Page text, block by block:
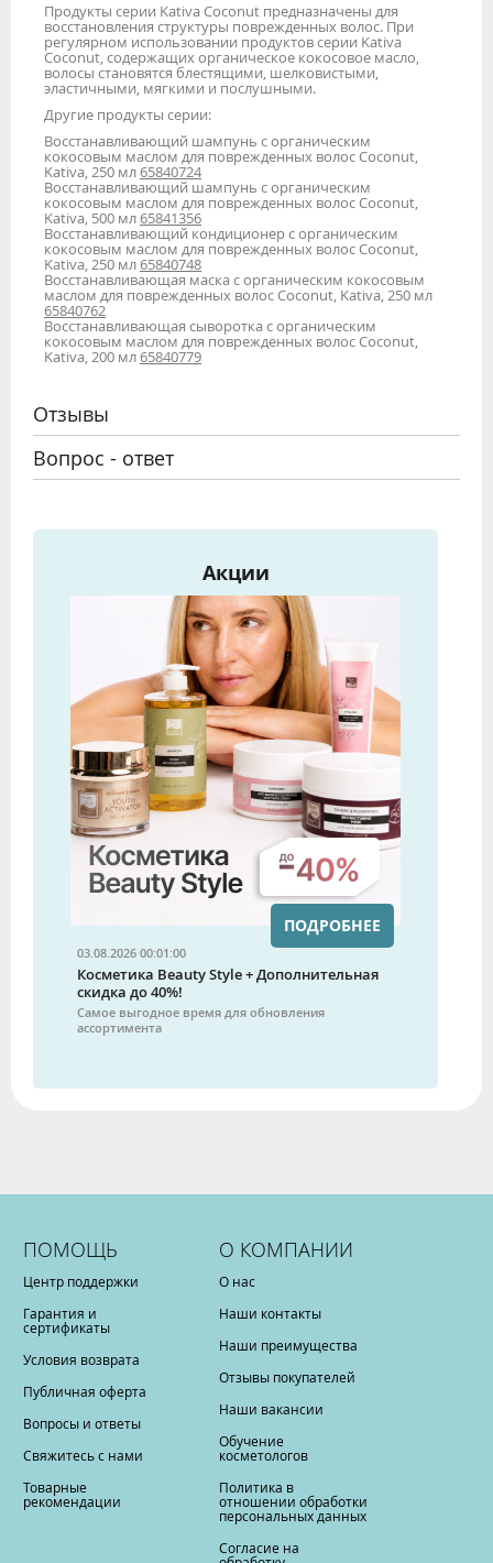
Продукты серии Kativa Coconut предназначены для
восстановления структуры поврежденных волос. При
регулярном использовании продуктов серии Kativa
Coconut, содержащих органическое кокосовое масло,
волосы становятся блестящими, шелковистыми,
эластичными, мягкими и послушными.
Другие продукты серии:
Восстанавливающий шампунь с органическим
кокосовым маслом для поврежденных волос Coconut,
Kativa, 250 мл65840724
Восстанавливающий шампунь с органическим
кокосовым маслом для поврежденных волос Coconut,
Kativa, 500 мл65841356
Восстанавливающий кондиционер с органическим
кокосовым маслом для поврежденных волос Coconut,
Kativa, 250 мл65840748
Восстанавливающая маска с органическим кокосовым
маслом для поврежденных волос Coconut, Kativa, 250 мл
65840762
Восстанавливающая сыворотка с органическим
кокосовым маслом для поврежденных волос Coconut,
Kativa, 200 мл65840779
Отзывы
Вопрос - ответ
Акции
03.08.2026 00:01:00
Косметика Beauty Style + Дополнительная
скидка до 40%!
Самое выгодное время для обновления
ассортимента
ПОДРОБНЕЕ
ПОМОЩЬ
Центр поддержки
Гарантия и
сертификаты
Условия возврата
Публичная оферта
Вопросы и ответы
Свяжитесь с нами
Товарные
рекомендации
О КОМПАНИИ
О нас
Наши контакты
Наши преимущества
Отзывы покупателей
Наши вакансии
Обучение
косметологов
Политика в
отношении обработки
персональных данных
Согласие на